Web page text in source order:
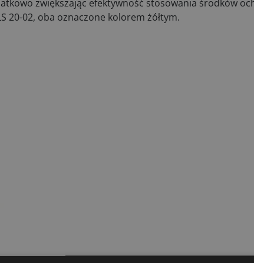
zwiększając efektywność stosowania środków
20-02, oba oznaczone kolorem żółtym.